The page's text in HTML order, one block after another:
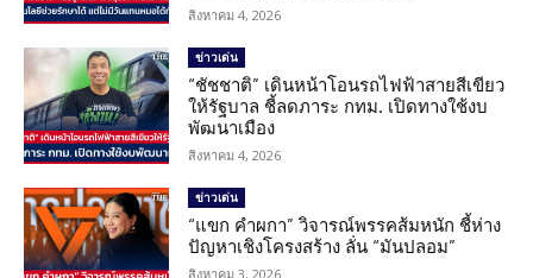
สิงหาคม 4, 2026
ข่าวเด่น
“ชัชชาติ” เดินหน้าโอนรถไฟฟ้าสายสีเขียว
ให้รัฐบาล ชี้ลดภาระ กทม. เปิดทางใช้งบ
พัฒนาเมือง
สิงหาคม 4, 2026
ข่าวเด่น
“แขก คำผกา” วิจารณ์พรรคส้มหนัก ชี้ห่าง
ปัญหาเชิงโครงสร้าง ลั่น “มันปลอม”
สิงหาคม 3, 2026